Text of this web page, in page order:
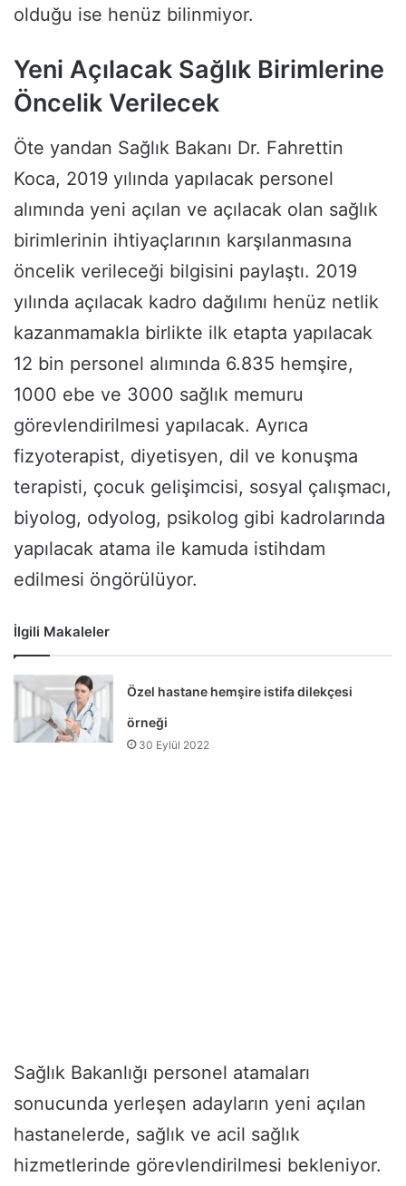
olduğu ise henüz bilinmiyor.
Yeni Açılacak Sağlık Birimlerine
Öncelik Verilecek
Öte yandan Sağlık Bakanı Dr. Fahrettin
Koca, 2019 yılında yapılacak personel
alımında yeni açılan ve açılacak olan sağlık
birimlerinin ihtiyaçlarının karşılanmasına
öncelik verileceği bilgisini paylaştı. 2019
yılında açılacak kadro dağılımı henüz netlik
kazanmamakla birlikte ilk etapta yapılacak
12 bin personel alımında 6.835 hemşire,
1000 ebe ve 3000 sağlık memuru
görevlendirilmesi yapılacak. Ayrıca
fizyoterapist, diyetisyen, dil ve konuşma
terapisti, çocuk gelişimcisi, sosyal çalışmacı,
biyolog, odyolog, psikolog gibi kadrolarında
yapılacak atama ile kamuda istihdam
edilmesi öngörülüyor.
İlgili Makaleler
Özel hastane hemşire istifa dilekçesi
örneği
30 Eylül 2022
Sağlık Bakanlığı personel atamaları
sonucunda yerleşen adayların yeni açılan
hastanelerde, sağlık ve acil sağlık
hizmetlerinde görevlendirilmesi bekleniyor.